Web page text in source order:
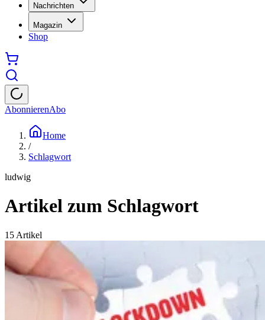
Nachrichten
Magazin
Shop
AbonnierenAbo
Home
/
Schlagwort
ludwig
Artikel zum Schlagwort
15 Artikel